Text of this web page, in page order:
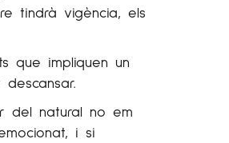
tindrà vigència, els
que impliquen un
del natural no em
i si